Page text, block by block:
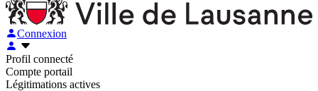
Connexion
Profil connecté
Compte portail
Légitimations actives